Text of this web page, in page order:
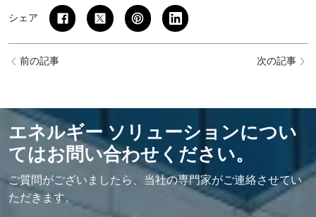
シェア
前の記事 次の記事
エネルギー ソリューションについ
てはお問い合わせください。
ご質問がございましたら、当社の専門家がご連絡させてい
ただきます。